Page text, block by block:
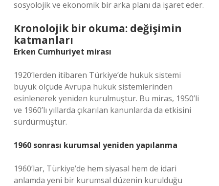
sosyolojik ve ekonomik bir arka planı da işaret eder.
Kronolojik bir okuma: değişimin
katmanları
Erken Cumhuriyet mirası
1920’lerden itibaren Türkiye’de hukuk sistemi
büyük ölçüde Avrupa hukuk sistemlerinden
esinlenerek yeniden kurulmuştur. Bu miras, 1950’li
ve 1960’lı yıllarda çıkarılan kanunlarda da etkisini
sürdürmüştür.
1960 sonrası kurumsal yeniden yapılanma
1960’lar, Türkiye’de hem siyasal hem de idari
anlamda yeni bir kurumsal düzenin kurulduğu